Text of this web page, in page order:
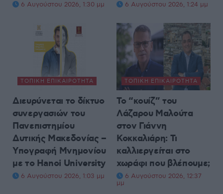
6 Αυγούστου 2026, 1:30 μμ 6 Αυγούστου 2026, 1:24 μμ
ΤΟΠΙΚΉ ΕΠΙΚΑΙΡΌΤΗΤΑ
Διευρύνεται το δίκτυο
συνεργασιών του
Πανεπιστημίου
Δυτικής Μακεδονίας –
Υπογραφή Μνημονίου
με το Hanoi University
6 Αυγούστου 2026, 1:03 μμ
ΤΟΠΙΚΉ ΕΠΙΚΑΙΡΌΤΗΤΑ
Το “κουίζ” του
Λάζαρου Μαλούτα
στον Γιάννη
Κοκκαλιάρη: Τι
καλλιεργείται στο
χωράφι που βλέπουμε;
6 Αυγούστου 2026, 12:37
μμ